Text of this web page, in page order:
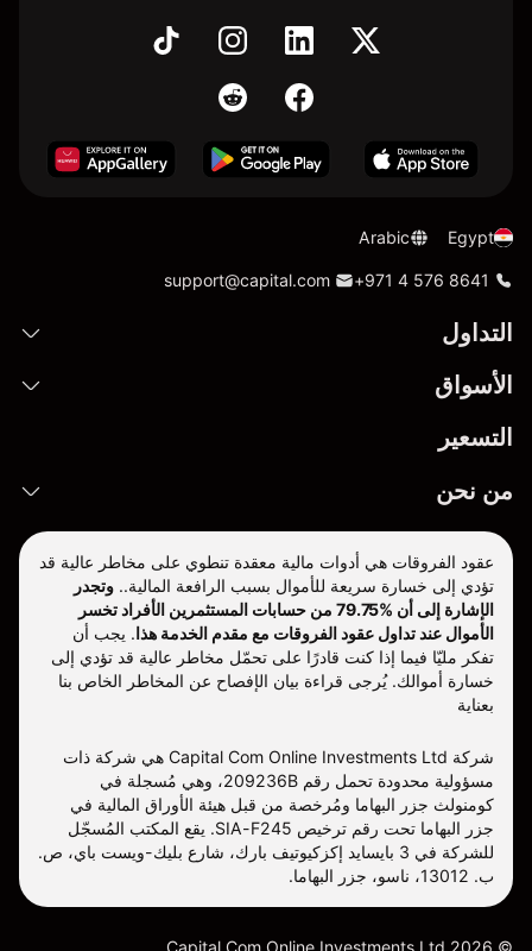
Egypt
Arabic
+971 4 576 8641
support@capital.com
التداول
الأسواق
التسعير
من نحن
عقود الفروقات هي أدوات مالية معقدة تنطوي على مخاطر عالية قد
تؤدي إلى خسارة سريعة للأموال بسبب الرافعة المالية.. وتجدر
الإشارة إلى أن %79.75 من حسابات المستثمرين الأفراد تخسر
الأموال عند تداول عقود الفروقات مع مقدم الخدمة هذا. يجب أن
تفكر مليّا فيما إذا كنت قادرًا على تحمّل مخاطر عالية قد تؤدي إلى
خسارة أموالك. يُرجى قراءة بيان الإفصاح عن المخاطر الخاص بنا
بعناية
شركة Capital Com Online Investments Ltd هي شركة ذات
مسؤولية محدودة تحمل رقم 209236B، وهي مُسجلة في
كومنولث جزر البهاما ومُرخصة من قبل هيئة الأوراق المالية في
جزر البهاما تحت رقم ترخيص SIA-F245. يقع المكتب المُسجّل
للشركة في 3 بايسايد إكزكيوتيف بارك، شارع بليك-ويست باي، ص.
ب. 13012، ناسو، جزر البهاما.
©
2026
Capital Com Online Investments Ltd